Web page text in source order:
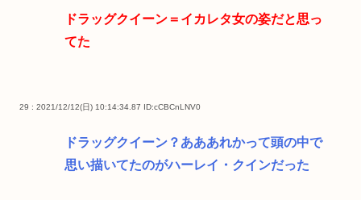
ドラッグクイーン＝イカレタ女の姿だと思っ
てた
29 : 2021/12/12(日) 10:14:34.87 ID:cCBCnLNV0
ドラッグクイーン？あああれかって頭の中で
思い描いてたのがハーレイ・クインだった